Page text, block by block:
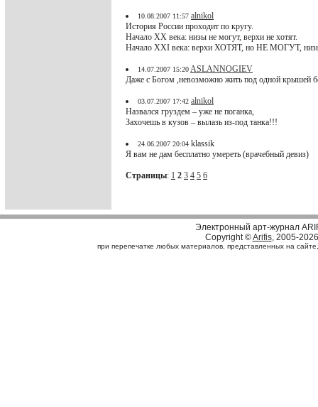
10.08.2007 11:57 alnikol
История России проходит по кругу.
Начало XX века: низы не могут, верхи не хотят.
Начало XXI века: верхи ХОТЯТ, но НЕ МОГУТ,
14.07.2007 15:20ASLANNOGIEV
Даже с Богом ,невозможно жить под одной крышей
03.07.2007 17:42 alnikol
Назвался груздем – уже не поганка,
Захочешь в кузов – вылазь из-под танка!!!
24.06.2007 20:04 klassik
Я вам не дам бесплатно умереть (врачебный девиз)
Страницы: 1 2 3 4 5 6
Электронный арт-журнал
Copyright ©Arifis, 2005-2026
при перепечатке любых материалов, представленных на